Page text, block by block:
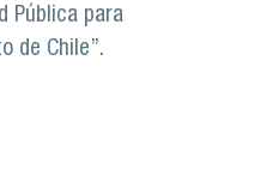
Pública para
de Chile”.